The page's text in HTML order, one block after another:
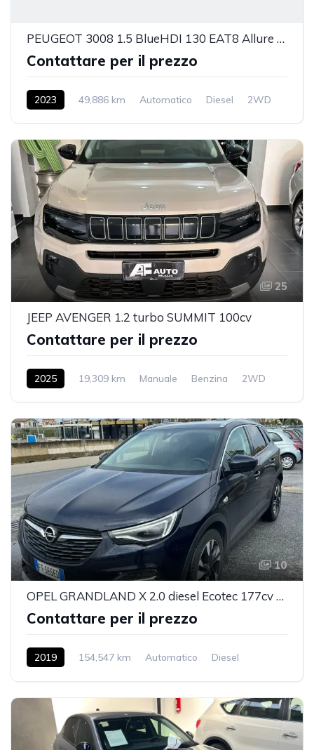
PEUGEOT 3008 1.5 BlueHDI 130 EAT8 Allure Pack
Contattare per il prezzo
2023 49,886 km Automatico Diesel 2WD
25
JEEP AVENGER 1.2 turbo SUMMIT 100cv
Contattare per il prezzo
2025 19,309 km Manuale Benzina 2WD
10
OPEL GRANDLAND X 2.0 diesel Ecotec 177cv Ultimate
Contattare per il prezzo
2019 154,547 km Automatico
Diesel